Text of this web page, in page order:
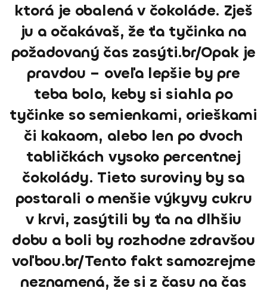
ktorá je obalená v čokoláde. Zješ
ju a očakávaš, že ťa tyčinka na
požadovaný čas zasýti.br/Opak je
pravdou – oveľa lepšie by pre
teba bolo, keby si siahla po
tyčinke so semienkami, orieškami
či kakaom, alebo len po dvoch
tabličkách vysoko percentnej
čokolády. Tieto suroviny by sa
postarali o menšie výkyvy cukru
v krvi, zasýtili by ťa na dlhšiu
dobu a boli by rozhodne zdravšou
voľbou.br/Tento fakt samozrejme
neznamená, že si z času na čas